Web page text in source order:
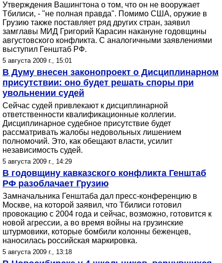
Утверждения Вашингтона о том, что он не вооружает
Тбилиси, - "не полная правда". Помимо США, оружие в
Грузию также поставляет ряд других стран, заявил
замглавы МИД Григорий Карасин накануне годовщины
августовского конфликта. С аналогичными заявлениями
выступил Генштаб РФ.
5 августа 2009 г., 15:01
В Думу внесен законопроект о Дисциплинарном
присутствии: оно будет решать споры при
увольнении судей
Сейчас судей привлекают к дисциплинарной
ответственности квалификационные коллегии.
Дисциплинарное судебное присутствие будет
рассматривать жалобы недовольных лишением
полномочий. Это, как обещают власти, усилит
независимость судей.
5 августа 2009 г., 14:29
В годовщину кавказского конфликта Генштаб
РФ разоблачает Грузию
Замначальника Генштаба дал пресс-конференцию в
Москве, на которой заявил, что Тбилиси готовил
провокацию с 2004 года и сейчас, возможно, готовится к
новой агрессии, а во время войны на грузинские
штурмовики, которые бомбили колонны беженцев,
наносилась российская маркировка.
5 августа 2009 г., 13:18